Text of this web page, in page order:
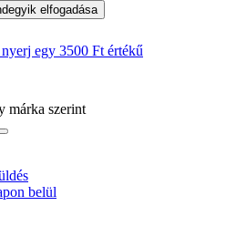
elfogadása
egy 3500 Ft értékű
márka szerint
belül